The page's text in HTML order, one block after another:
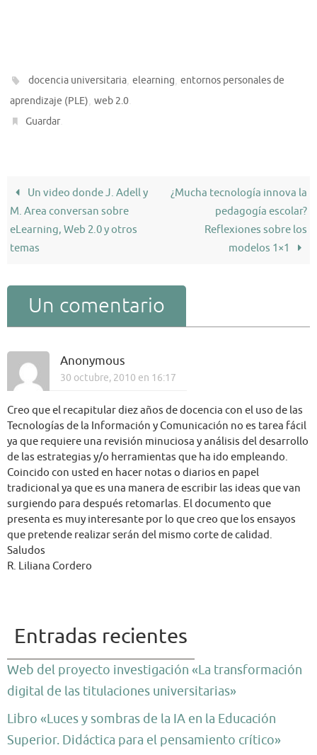
docencia universitaria,elearning,entornos personales de
aprendizaje (PLE), web 2.0
Guardar
Un video donde J. Adell y
M. Area conversan sobre
eLearning, Web 2.0 y otros
temas
¿Mucha tecnología innova la
pedagogía escolar?
Reflexiones sobre los
modelos 1×1
Un comentario
Anonymous
30 octubre, 2010 en 16:17
Creo que el recapitular diez años de docencia con el uso de las
Tecnologías de la Información y Comunicación no es tarea fácil
ya que requiere una revisión minuciosa y análisis del desarrollo
de las estrategias y/o herramientas que ha ido empleando.
Coincido con usted en hacer notas o diarios en papel
tradicional ya que es una manera de escribir las ideas que van
surgiendo para después retomarlas. El documento que
presenta es muy interesante por lo que creo que los ensayos
que pretende realizar serán del mismo corte de calidad.
Saludos
R. Liliana Cordero
Entradas recientes
Web del proyecto investigación «La transformación
digital de las titulaciones universitarias»
Libro «Luces y sombras de la IA en la Educación
Superior. Didáctica para el pensamiento crítico»